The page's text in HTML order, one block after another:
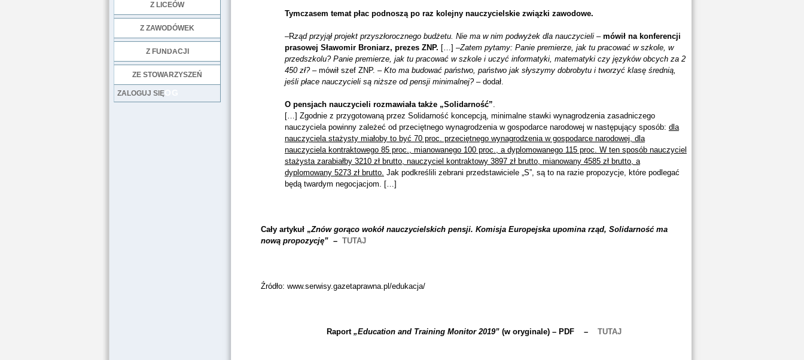
Z LICEÓW
Z ZAWODÓWEK
Z FUNDACJI
ZE STOWARZYSZEŃ
LOG
ZALOGUJ SIĘ
Tymczasem temat płac podnoszą po raz kolejny nauczycielskie związki zawodowe.
–Rząd przyjął projekt przyszłorocznego budżetu. Nie ma w nim podwyżek dla nauczycieli– mówił na konferencji
prasowej Sławomir Broniarz, prezes ZNP. […] –Zatem pytamy: Panie premierze, jak tu pracować w szkole, w
przedszkolu? Panie premierze, jak tu pracować w szkole i uczyć informatyki, matematyki czy języków obcych za 2
450 zł?– mówił szef ZNP. – Kto ma budować państwo, państwo jak słyszymy dobrobytu i tworzyć klasę średnią,
jeśli płace nauczycieli są niższe od pensji minimalnej?– dodał.
O pensjach nauczycieli rozmawiała także „Solidarność”.
[…] Zgodnie z przygotowaną przez Solidarność koncepcją, minimalne stawki wynagrodzenia zasadniczego
nauczyciela powinny zależeć od przeciętnego wynagrodzenia w gospodarce narodowej w następujący sposób: dla
nauczyciela stażysty miałoby to być 70 proc. przeciętnego wynagrodzenia w gospodarce narodowej, dla
nauczyciela kontraktowego 85 proc., mianowanego 100 proc., a dyplomowanego 115 proc. W ten sposób nauczyciel
stażysta zarabiałby 3210 zł brutto, nauczyciel kontraktowy 3897 zł brutto, mianowany 4585 zł brutto, a
dyplomowany 5273 zł brutto. Jak podkreślili zebrani przedstawiciele „S”, są to na razie propozycje, które podlegać
będą twardym negocjacjom. […]
Cały artykuł „Znów gorąco wokół nauczycielskich pensji. Komisja Europejska upomina rząd, Solidarność ma
nową propozycję” – TUTAJ
Źródło: www.serwisy.gazetaprawna.pl/edukacja/
Raport„Education and Training Monitor 2019”(w oryginale) – PDF –TUTAJ